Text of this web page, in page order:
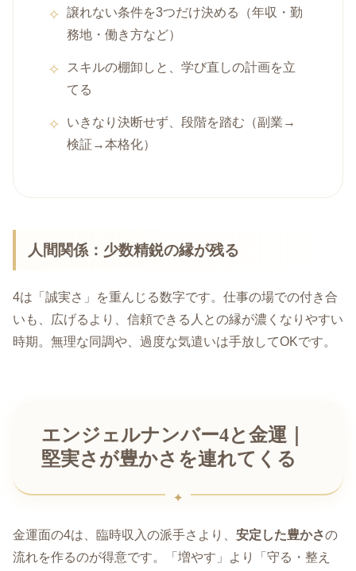
譲れない条件を3つだけ決める（年収・勤
務地・働き方など）
スキルの棚卸しと、学び直しの計画を立
てる
いきなり決断せず、段階を踏む（副業→
検証→本格化）
人間関係：少数精鋭の縁が残る
4は「誠実さ」を重んじる数字です。仕事の場での付き合
いも、広げるより、信頼できる人との縁が濃くなりやすい
時期。無理な同調や、過度な気遣いは手放してOKです。
エンジェルナンバー4と金運｜
堅実さが豊かさを連れてくる
金運面の4は、臨時収入の派手さより、 安定した豊かさの
流れを作るのが得意です。「増やす」より「守る・整え